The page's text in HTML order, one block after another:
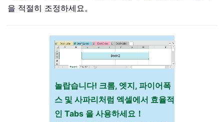
을 적절히 조정하세요。
놀랍습니다! 크롬, 엣지, 파이어폭
스 및 사파리처럼 엑셀에서 효율적
인 Tabs 을 사용하세요！